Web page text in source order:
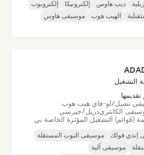
ديب هاوس إلكترونيكا
إلكتروبوب
الهيب هوب
موسيقى هاوس
التشغيل
تشيل/لو-فاي هيب هوب
الكانتريدريل/جيرسي
(قوائم) التشغيل المؤثرة الخاصة بي
إندي فولك
موسيقى البوب المستقلة
موسيقى آلية